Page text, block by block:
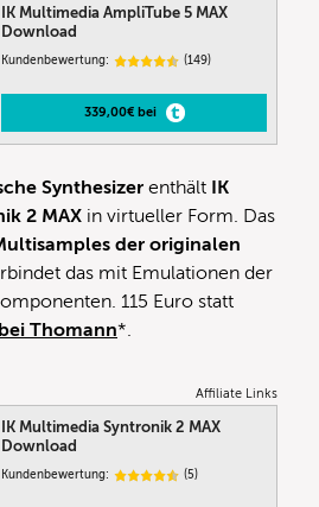
IK Multimedia AmpliTube 5 MAX
Download
Kundenbewertung: (149)
339,00€ bei
Synthesizer enthält IK
2 MAX in virtueller Form. Das
der originalen
das mit Emulationen der
115 Euro statt
Thomann*.
Affiliate Links
IK Multimedia Syntronik 2 MAX
Download
Kundenbewertung: (5)